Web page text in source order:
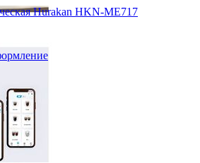
Hurakan HKN-ME717